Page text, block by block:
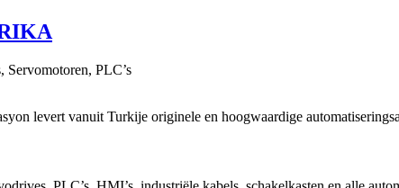
Servomotoren, PLC’s
levert vanuit Turkije originele en hoogwaardige